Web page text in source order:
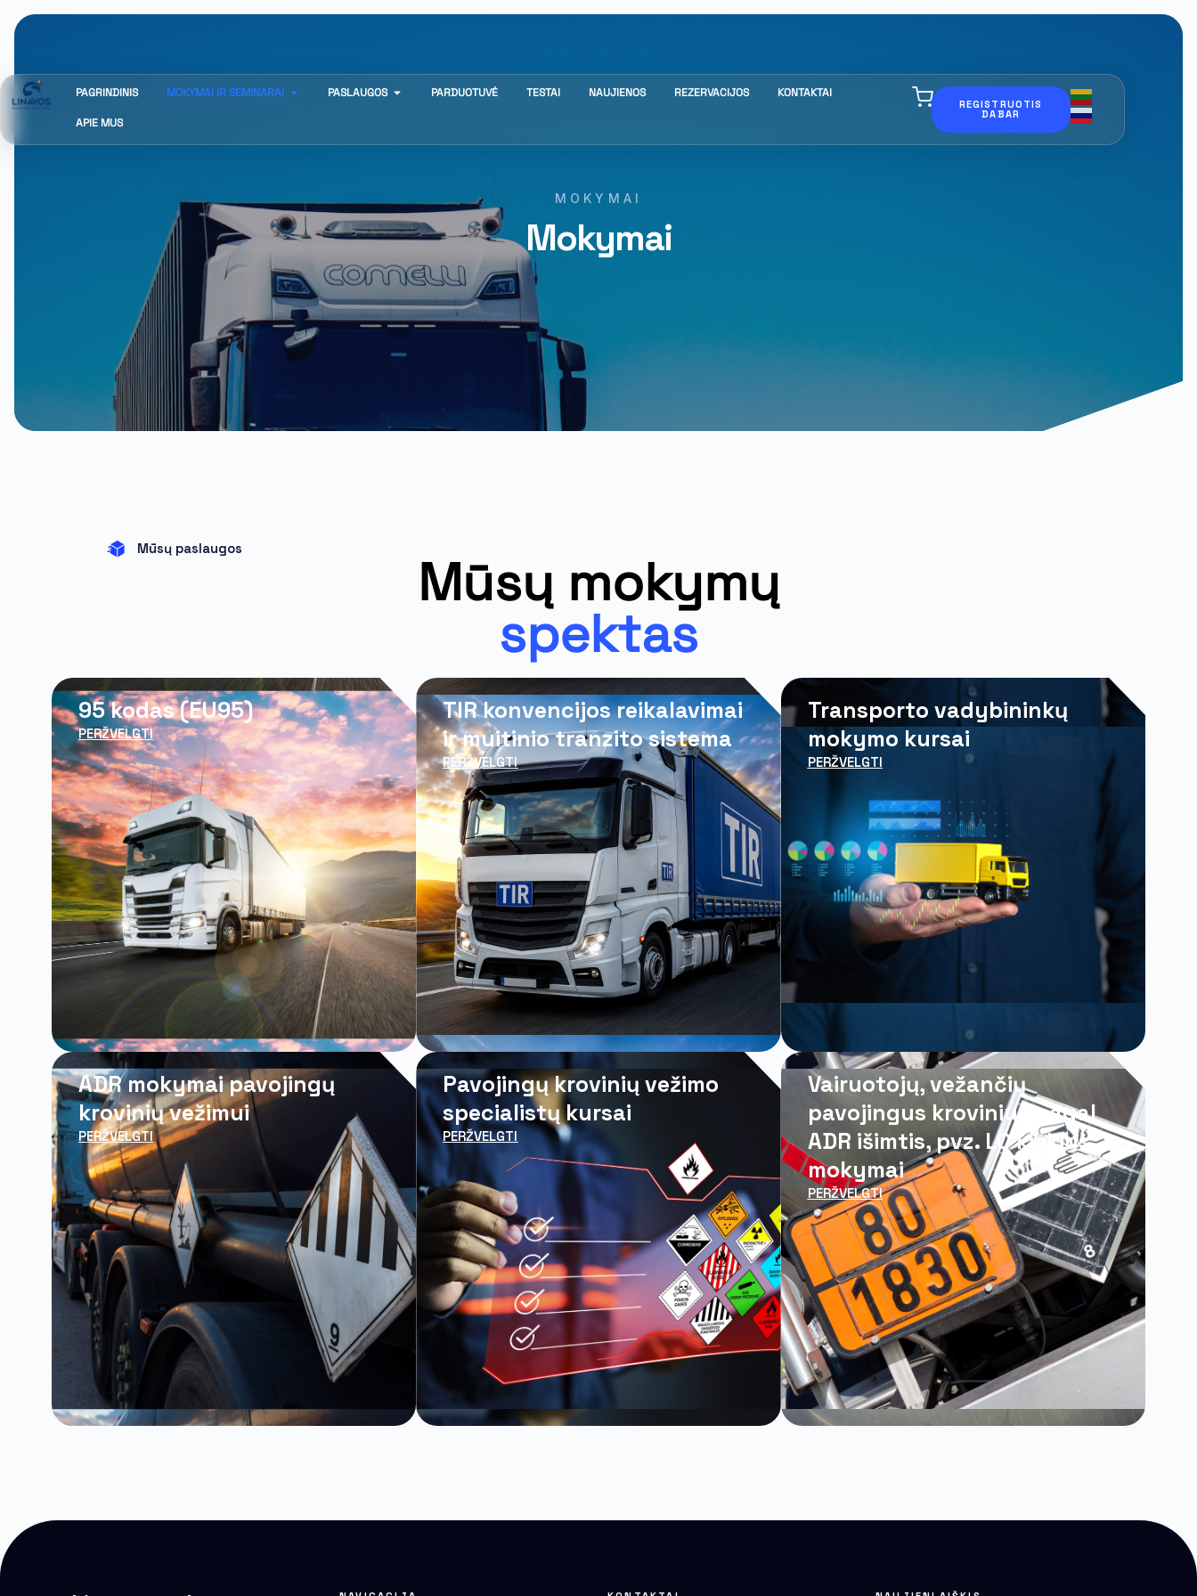
PAGRINDINIS MOKYMAI IR SEMINARAI PASLAUGOS PARDUOTUVĖ TESTAI NAUJIENOS REZERVACIJOS KONTAKTAI
APIE MUS
REGISTRUOTIS
DABAR
MOKYMAI
Mokymai
Mūsų paslaugos
Mūsų mokymų
spektas
95 kodas (EU95)
PERŽVELGTI
TIR konvencijos reikalavimai
ir muitinio tranzito sistema
PERŽVELGTI
Transporto vadybininkų
mokymo kursai
PERŽVELGTI
ADR mokymai pavojingų
krovinių vežimui
PERŽVELGTI
Pavojingų krovinių vežimo
specialistų kursai
PERŽVELGTI
Vairuotojų, vežančių
pavojingus krovinius pagal
ADR išimtis, pvz. LQ kiekius,
mokymai
PERŽVELGTI